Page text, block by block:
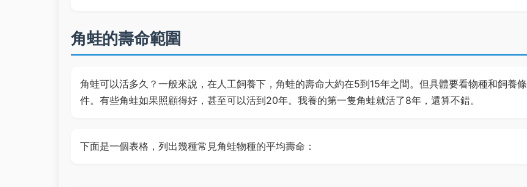
角蛙的壽命範圍
角蛙可以活多久？一般來說，在人工飼養下，角蛙的壽命大約在5到15年之間。但具體要看物種和飼養條
件。有些角蛙如果照顧得好，甚至可以活到20年。我養的第一隻角蛙就活了8年，還算不錯。
下面是一個表格，列出幾種常見角蛙物種的平均壽命：